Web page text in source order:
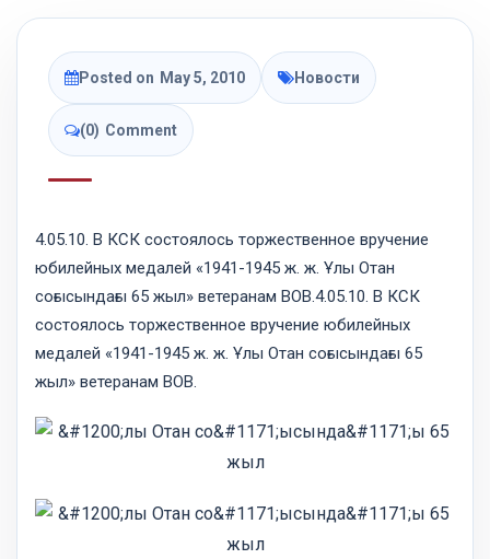
Posted on May 5, 2010 Новости
(0) Comment
4.05.10. В КСК состоялось торжественное вручение
юбилейных медалей «1941-1945 ж. ж. Ұлы Отан
соғысындағы 65 жыл» ветеранам ВОВ.4.05.10. В КСК
состоялось торжественное вручение юбилейных
медалей «1941-1945 ж. ж. Ұлы Отан соғысындағы 65
жыл» ветеранам ВОВ.